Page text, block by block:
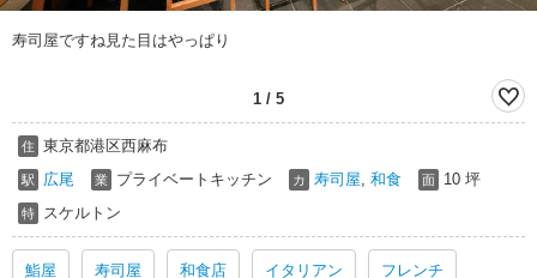
寿司屋ですね見た目はやっぱり
1 / 5
住 東京都港区西麻布
駅 広尾 業 プライベートキッチン カ 寿司屋 和食 面 10 坪
特 スケルトン
鮨屋 寿司屋 和食店 イタリアン フレンチ